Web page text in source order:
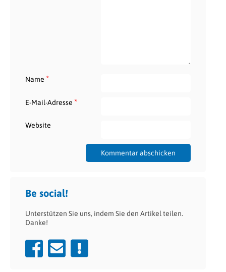
Name *
E-Mail-Adresse *
Website
Be social!
Unterstützen Sie uns, indem Sie den Artikel teilen.
Danke!